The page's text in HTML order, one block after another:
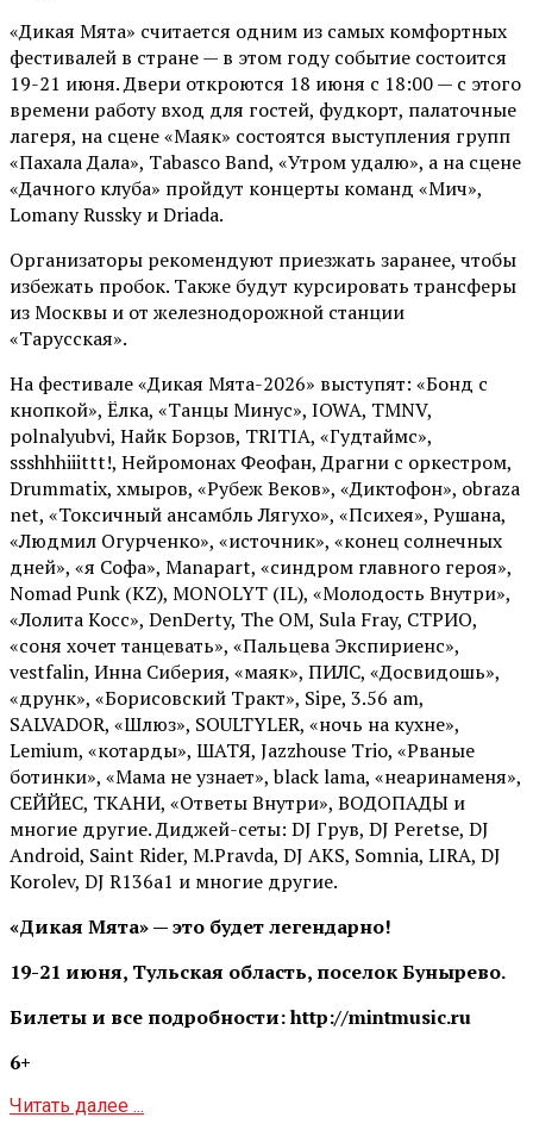
«Дикая Мята» считается одним из самых комфортных
фестивалей в стране — в этом году событие состоится
19-21 июня. Двери откроются 18 июня с 18:00 — с этого
времени работу вход для гостей, фудкорт, палаточные
лагеря, на сцене «Маяк» состоятся выступления групп
«Пахала Дала», Tabasco Band, «Утром удалю», а на сцене
«Дачного клуба» пройдут концерты команд «Мич»,
Lomany Russky и Driada.
Организаторы рекомендуют приезжать заранее, чтобы
избежать пробок. Также будут курсировать трансферы
из Москвы и от железнодорожной станции
«Тарусская».
На фестивале «Дикая Мята-2026» выступят: «Бонд с
кнопкой», Ёлка, «Танцы Минус», IOWA, TMNV,
polnalyubvi, Найк Борзов, TRITIA, «Гудтаймс»,
ssshhhiiittt!, Нейромонах Феофан, Драгни с оркестром,
Drummatix, хмыров, «Рубеж Веков», «Диктофон», obraza
net, «Токсичный ансамбль Лягухо», «Психея», Рушана,
«Людмил Огурченко», «источник», «конец солнечных
дней», «я Софа», Manapart, «синдром главного героя»,
Nomad Punk (KZ), MONOLYT (IL), «Молодость Внутри»,
«Лолита Косс», DenDerty, The OM, Sula Fray, СТРИО,
«соня хочет танцевать», «Пальцева Экспириенс»,
vestfalin, Инна Сиберия, «маяк», ПИЛС, «Досвидошь»,
«друнк», «Борисовский Тракт», Sipe, 3.56 am,
SALVADOR, «Шлюз», SOULTYLER, «ночь на кухне»,
Lemium, «котарды», ШАТЯ, Jazzhouse Trio, «Рваные
ботинки», «Мама не узнает», black lama, «неаринаменя»,
СЕЙЙЕС, ТКАНИ, «Ответы Внутри», ВОДОПАДЫ и
многие другие. Диджей-сеты: DJ Грув, DJ Peretse, DJ
Android, Saint Rider, М.Pravda, DJ AKS, Somnia, LIRA, DJ
Korolev, DJ R136a1 и многие другие.
«Дикая Мята» — это будет легендарно!
19-21 июня, Тульская область, поселок Бунырево.
Билеты и все подробности: http://mintmusic.ru
6+
Читать далее ...